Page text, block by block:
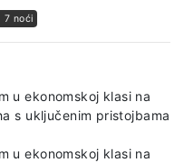
7 noći
u ekonomskoj klasi na
s uključenim pristojbama
u ekonomskoj klasi na